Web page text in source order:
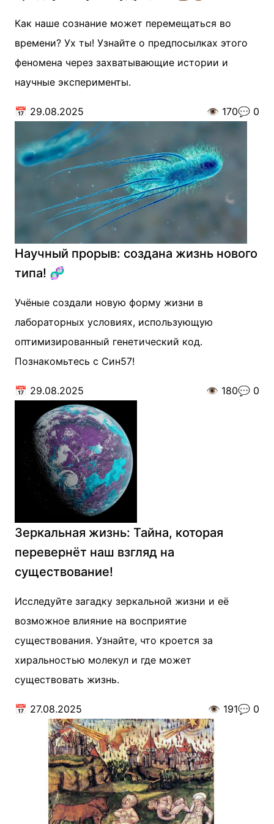
Как наше сознание может перемещаться во
времени? Ух ты! Узнайте о предпосылках этого
феномена через захватывающие истории и
научные эксперименты.
📅 29.08.2025 👁️ 170💬 0
Научный прорыв: создана жизнь нового
типа! 🧬
Учёные создали новую форму жизни в
лабораторных условиях, использующую
оптимизированный генетический код.
Познакомьтесь с Син57!
📅 29.08.2025 👁️ 180💬 0
Зеркальная жизнь: Тайна, которая
перевернёт наш взгляд на
существование!
Исследуйте загадку зеркальной жизни и её
возможное влияние на восприятие
существования. Узнайте, что кроется за
хиральностью молекул и где может
существовать жизнь.
📅 27.08.2025 👁️ 191💬 0